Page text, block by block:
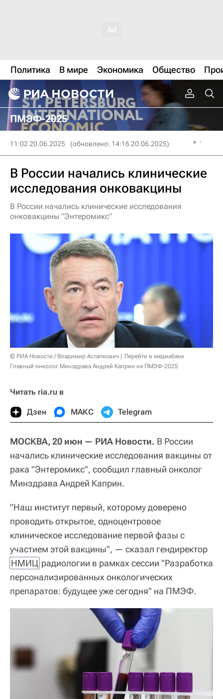
Политика В мире Экономика Общество
ПМЭФ-2025
11:02 20.06.2025 (обновлено: 14:16 20.06.2025)
В России начались клинические
исследования онковакцины
В России начались клинические исследования
онковакцины "Энтеромикс"
© РИА Новости / Владимир Астапкович
Перейти в медиабанк
Главный онколог Минздрава Андрей Каприн на ПМЭФ-2025
Читать ria.ru в
Дзен МАКС Telegram
МОСКВА, 20 июн — РИА Новости. В России
начались клинические исследования вакцины от
рака "Энтеромикс", сообщил главный онколог
Минздрава Андрей Каприн.
"Наш институт первый, которому доверено
проводить открытое, одноцентровое
клиническое исследование первой фазы с
участием этой вакцины", — сказал гендиректор
НМИЦ радиологии в рамках сессии "Разработка
персонализированных онкологических
препаратов: будущее уже сегодня" на ПМЭФ.